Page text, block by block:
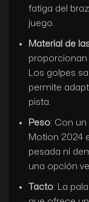
fatiga del
juego.
Material de
proporcionan
Los golpes
permite
pista.
Peso: Con un
Motion 2024
pesada ni
una opción
Tacto: La